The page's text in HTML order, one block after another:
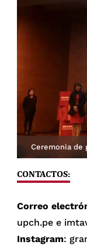
Ceremonia de
CONTACTOS:
Correo
upch.pe e
Instagram: